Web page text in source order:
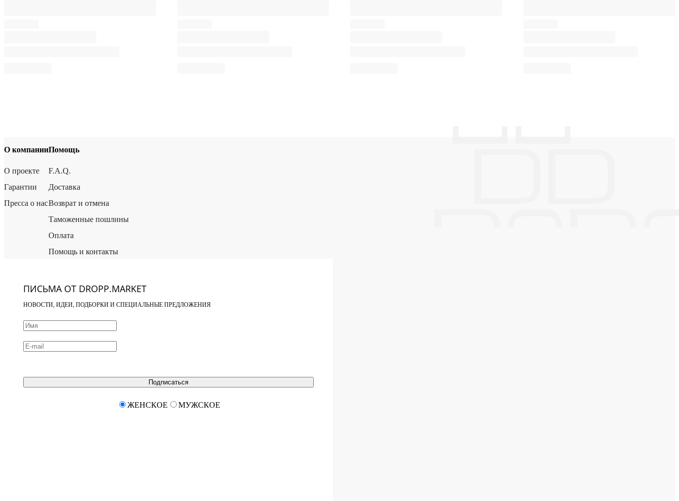
О компании
О проекте
Гарантии
Пресса о нас
Помощь
F.A.Q.
Доставка
Возврат и отмена
Таможенные пошлины
Оплата
Помощь и контакты
ПИСЬМА ОТ DROPP.MARKET
НОВОСТИ, ИДЕИ, ПОДБОРКИ И СПЕЦИАЛЬНЫЕ ПРЕДЛОЖЕНИЯ
Подписаться
ЖЕНСКОЕ МУЖСКОЕ